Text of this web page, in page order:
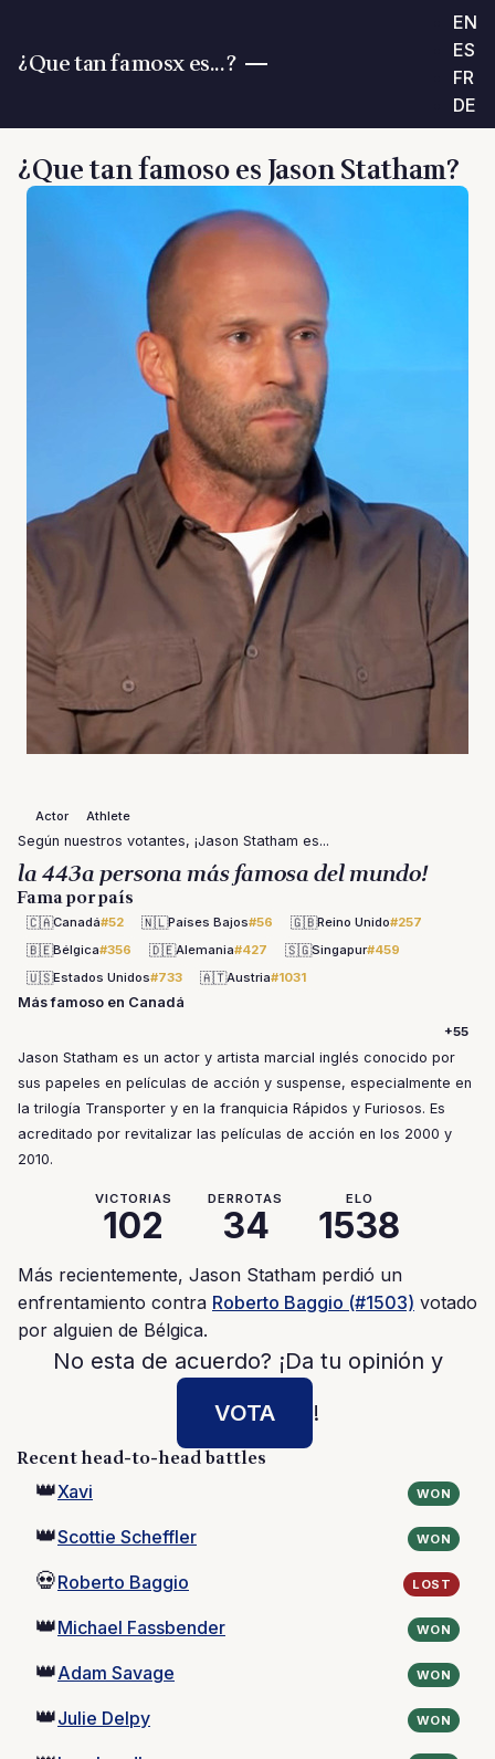
¿Que tan famosx es...?
EN
ES
FR
DE
¿Que tan famoso es Jason Statham?
Actor Athlete
Según nuestros votantes, ¡Jason Statham es...
la 443a persona más famosa del mundo!
Fama por país
🇨🇦Canadá#52 🇳🇱Países Bajos#56 🇬🇧Reino Unido#257
🇧🇪Bélgica#356 🇩🇪Alemania#427 🇸🇬Singapur#459
🇺🇸Estados Unidos#733 🇦🇹Austria#1031
Más famoso en Canadá
+55
Jason Statham es un actor y artista marcial inglés conocido por
sus papeles en películas de acción y suspense, especialmente en
la trilogía Transporter y en la franquicia Rápidos y Furiosos. Es
acreditado por revitalizar las películas de acción en los 2000 y
2010.
VICTORIAS
102
DERROTAS
34
ELO
1538
Más recientemente, Jason Statham perdió un
enfrentamiento contra Roberto Baggio (#1503) votado
por alguien de Bélgica.
No esta de acuerdo? ¡Da tu opinión y
VOTA
!
Recent head-to-head battles
👑Xavi WON
👑Scottie Scheffler WON
💀Roberto Baggio LOST
👑Michael Fassbender WON
👑Adam Savage WON
👑Julie Delpy WON